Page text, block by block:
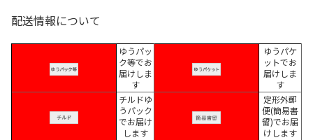
配送情報について
ゆうパッ
ク等でお
届けしま
す
ゆうパケ
ットでお
届けしま
す
チルドゆ
うパック
でお届け
します
定形外郵
便(簡易書
留)でお届
けします